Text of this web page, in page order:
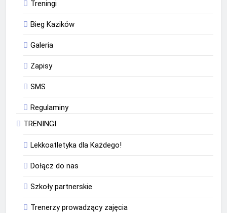
Treningi
Bieg Kazików
Galeria
Zapisy
SMS
Regulaminy
TRENINGI
Lekkoatletyka dla Każdego!
Dołącz do nas
Szkoły partnerskie
Trenerzy prowadzący zajęcia